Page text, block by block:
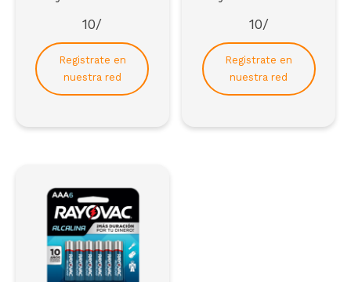
10/
Registrate en
nuestra red
10/
Registrate en
nuestra red
Regístrate
Para formar parte de la red de distribuidores de
*solo empresas